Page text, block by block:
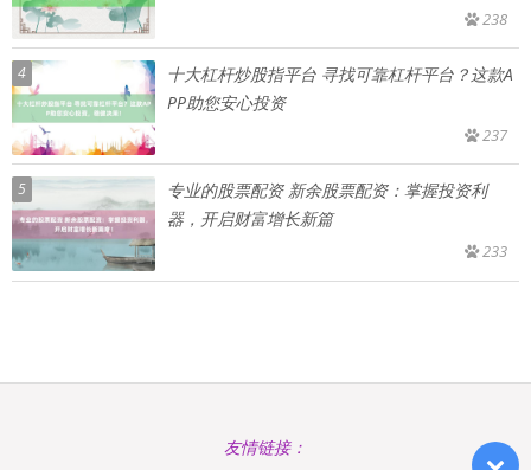
238
4
十大杠杆炒股指平台 寻找可靠杠杆平台？这款A
PP助您安心投资
237
5
专业的股票配资 新余股票配资：掌握投资利
器，开启财富增长新篇
233
友情链接：